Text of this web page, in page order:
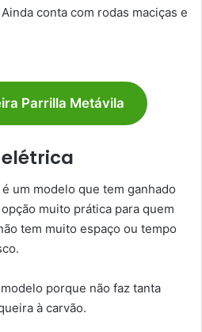
conta com rodas maciças e
Parrilla Metávila
é um modelo que tem ganhado
muito prática para quem
tem muito espaço ou tempo
porque não faz tanta
à carvão.